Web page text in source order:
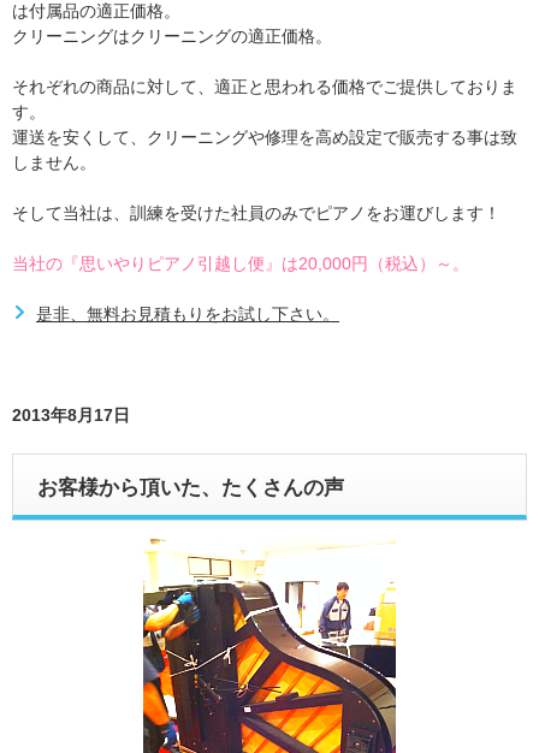
は付属品の適正価格。
クリーニングはクリーニングの適正価格。
それぞれの商品に対して、適正と思われる価格でご提供しておりま
す。
運送を安くして、クリーニングや修理を高め設定で販売する事は致
しません。
そして当社は、訓練を受けた社員のみでピアノをお運びします！
当社の『思いやりピアノ引越し便』は20,000円（税込）～。
是非、無料お見積もりをお試し下さい。
2013年8月17日
お客様から頂いた、たくさんの声